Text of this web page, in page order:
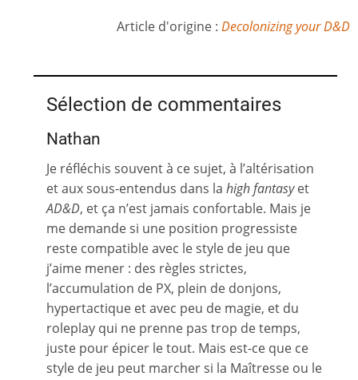
Article d'origine : Decolonizing your D&D
Sélection de commentaires
Nathan
Je réfléchis souvent à ce sujet, à l’altérisation
et aux sous-entendus dans la high fantasyet
AD&D, et ça n’est jamais confortable. Mais je
me demande si une position progressiste
reste compatible avec le style de jeu que
j’aime mener : des règles strictes,
l’accumulation de PX, plein de donjons,
hypertactique et avec peu de magie, et du
roleplay qui ne prenne pas trop de temps,
juste pour épicer le tout. Mais est-ce que ce
style de jeu peut marcher si la Maîtresse ou le